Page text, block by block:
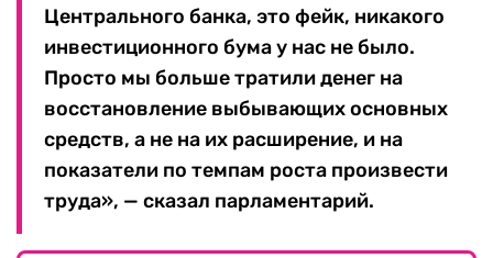
Центрального банка, это фейк, никакого
инвестиционного бума у нас не было.
Просто мы больше тратили денег на
восстановление выбывающих основных
средств, а не на их расширение, и на
показатели по темпам роста произвести
труда», — сказал парламентарий.